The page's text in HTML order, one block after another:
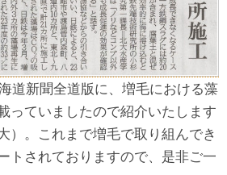
道新聞全道版に、増毛における藻
っていましたので紹介いたします
）。これまで増毛で取り組んでき
トされておりますので、是非ご一